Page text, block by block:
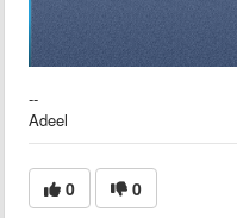
--
Adeel
0 0